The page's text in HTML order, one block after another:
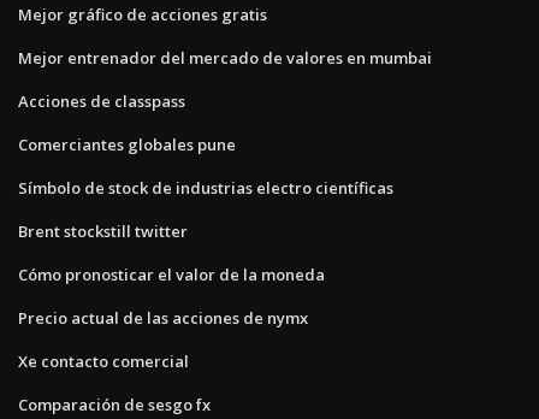
Mejor gráfico de acciones gratis
Mejor entrenador del mercado de valores en mumbai
Acciones de classpass
Comerciantes globales pune
Símbolo de stock de industrias electro científicas
Brent stockstill twitter
Cómo pronosticar el valor de la moneda
Precio actual de las acciones de nymx
Xe contacto comercial
Comparación de sesgo fx